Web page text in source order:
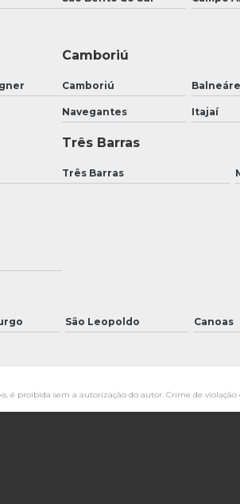
Camboriú
Camboriú
Navegantes Itajaí
Três Barras
Três Barras
São Leopoldo Canoas
é proibida sem a autorização do autor. Crime de